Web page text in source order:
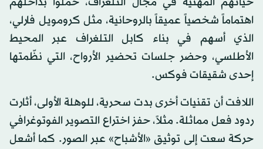
اهتماماً شخصياً عميقاً بالروحانية، مثل كرومويل فارلي،
الذي أسهم في بناء كابل التلغراف عبر المحيط
الأطلسي، وحضر جلسات تحضير الأرواح، التي نظّمتها
إحدى شقيقات فوكس.
اللافت أن تقنيات أخرى بدت سحرية، للوهلة الأولى، أثارت
ردود فعل مماثلة. مثلاً، حفز اختراع التصوير الفوتوغرافي
حركة سعت إلى توثيق «الأشباح» عبر الصور. كما أشعل